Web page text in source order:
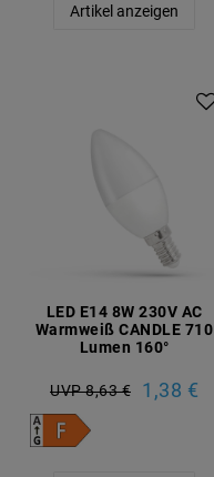
Artikel anzeigen
LED E14 8W 230V AC
Warmweiß CANDLE 710
Lumen 160°
UVP 8,63 € 1,38 €